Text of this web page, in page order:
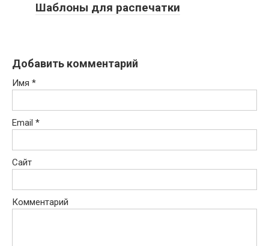
Шаблоны для распечатки
Добавить комментарий
Имя *
Email *
Сайт
Комментарий